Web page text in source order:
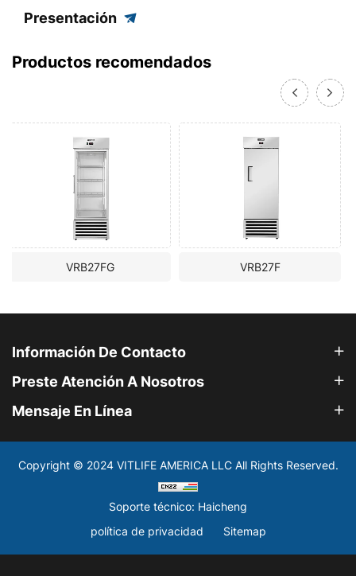
Presentación
Productos recomendados
Información De Contacto
Preste Atención A Nosotros
Mensaje En Línea
Copyright © 2024 VITLIFE AMERICA LLC All Rights Reserved.
Soporte técnico: Haicheng
política de privacidad
Sitemap